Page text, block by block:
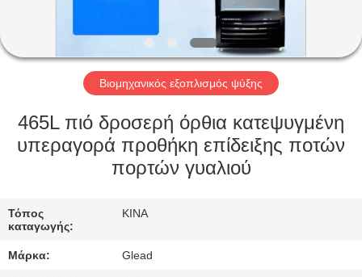
ΕΜΦΆΝΙΣΗ
VR
ΣΧΕΤΙΚΆ
ΜΕ
ΕΠΙΣΚΈΨΕΙΣ
ΣΤΟ
Βιομηχανικός εξοπλισμός ψύξης
465L πιό δροσερή όρθια κατεψυγμένη
υπεραγορά προθήκη επίδειξης ποτών
πορτών γυαλιού
Τόπος
καταγωγής:
ΚΙΝΑ
Μάρκα: Glead